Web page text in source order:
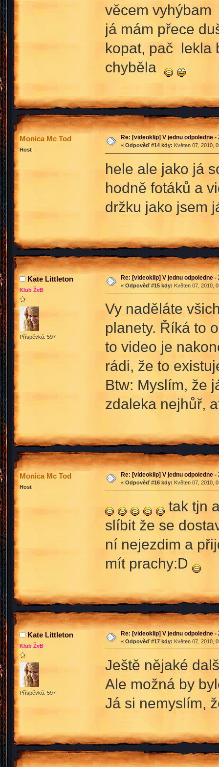
věcem vyhýbam
já mám přece
kopat, pač lekla
chyběla
Monica Mc Tod
Host
Re: [videoklip] V jednu odpoledne
« Odpověď #14 kdy: Květen 07, 2010,
hele ale jako já
hodně fotáků a
držku jako jsem
Kate Littleton
Klub ŽvB
Příspěvků: 597
Re: [videoklip] V jednu odpoledne
« Odpověď #15 kdy: Květen 07, 2010,
Vy naděláte
planety. Říká to
to video je
rádi, že to
Btw: Myslím, že
zdaleka nejhůř,
Monica Mc Tod
Host
Re: [videoklip] V jednu odpoledne
« Odpověď #16 kdy: Květen 07, 2010,
tak tjn
slíbit že se
ní nejezdim a
mít prachy:D
Kate Littleton
Klub ŽvB
Příspěvků: 597
Re: [videoklip] V jednu odpoledne
« Odpověď #17 kdy: Květen 07, 2010,
Ještě nějaké
Ale možná by
Já si nemyslím,